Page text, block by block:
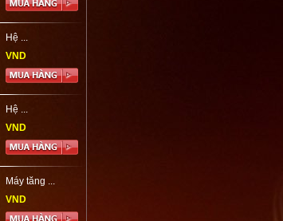
Hệ ...
VND
Hệ ...
VND
Máy tăng ...
VND